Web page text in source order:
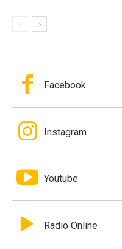
Facebook
Instagram
Youtube
Radio Online